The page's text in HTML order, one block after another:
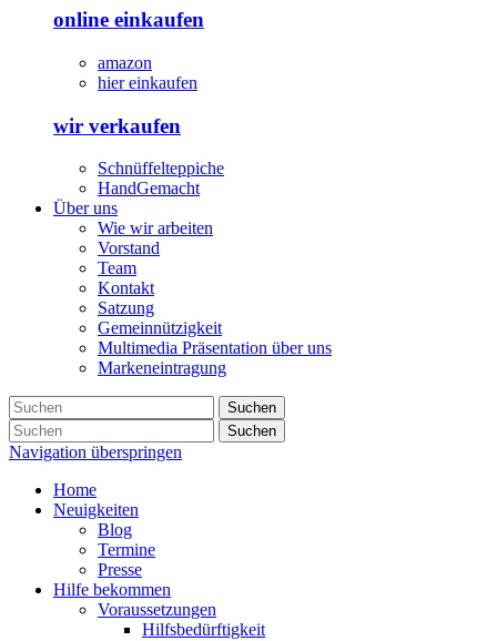
online einkaufen
amazon
hier einkaufen
wir verkaufen
Schnüffelteppiche
HandGemacht
Über uns
Wie wir arbeiten
Vorstand
Team
Kontakt
Satzung
Gemeinnützigkeit
Multimedia Präsentation über uns
Markeneintragung
Suchen
Suchen
Navigation überspringen
Home
Neuigkeiten
Blog
Termine
Presse
Hilfe bekommen
Voraussetzungen
Hilfsbedürftigkeit